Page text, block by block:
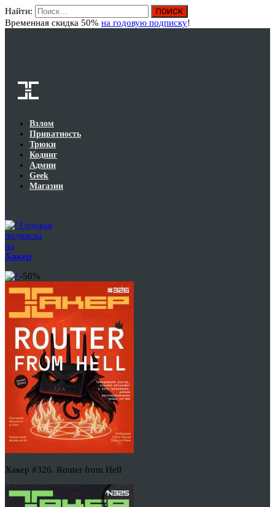
Найти:
Временная скидка 50% на годовую подписку!
Взлом
Приватность
Трюки
Кодинг
Админ
Geek
Магазин
Годовая
подписка
на
Хакер
-50%
Хакер #326. Router from Hell